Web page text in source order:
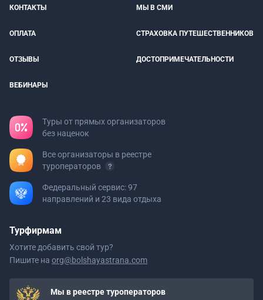
КОНТАКТЫ МЫ В СМИ
ОПЛАТА СТРАХОВКА ПУТЕШЕСТВЕННИКОВ
ОТЗЫВЫ ДОСТОПРИМЕЧАТЕЛЬНОСТИ
ВЕБИНАРЫ
Туры от прямых организаторов
без наценок
Все организаторы в реестре
туроператоров
Федеральный сервис: 97
направлений и 23 вида отдыха
Турфирмам
Хотите добавить свой тур?
Пишите на org@bolshayastrana.com
Мы в реестре туроператоров